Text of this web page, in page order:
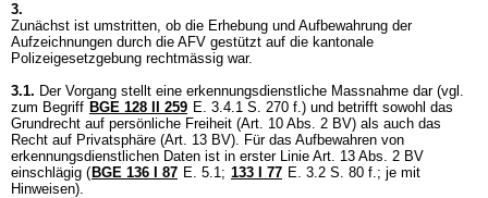
3.
Zunächst ist umstritten, ob die Erhebung und Aufbewahrung der
Aufzeichnungen durch die AFV gestützt auf die kantonale
Polizeigesetzgebung rechtmässig war.
3.1. Der Vorgang stellt eine erkennungsdienstliche Massnahme dar (vgl.
zum Begriff BGE 128 II 259 E. 3.4.1 S. 270 f.) und betrifft sowohl das
Grundrecht auf persönliche Freiheit (Art. 10 Abs. 2 BV) als auch das
Recht auf Privatsphäre (Art. 13 BV). Für das Aufbewahren von
erkennungsdienstlichen Daten ist in erster Linie Art. 13 Abs. 2 BV
einschlägig ( BGE 136 I 87 E. 5.1; 133 I 77 E. 3.2 S. 80 f.; je mit
Hinweisen).